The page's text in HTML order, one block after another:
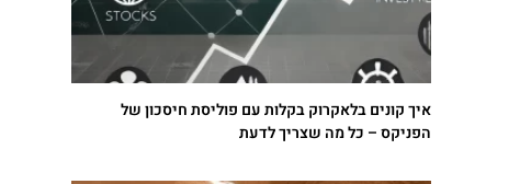
איך קונים בלאקרוק בקלות עם פוליסת חיסכון של
הפניקס – כל מה שצריך לדעת